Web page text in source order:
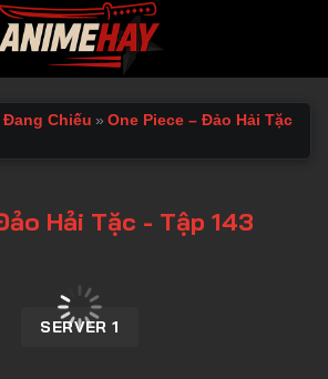
Đang Chiếu » One Piece – Đảo Hải Tặc
Hải Tặc - Tập 143
SERVER 1